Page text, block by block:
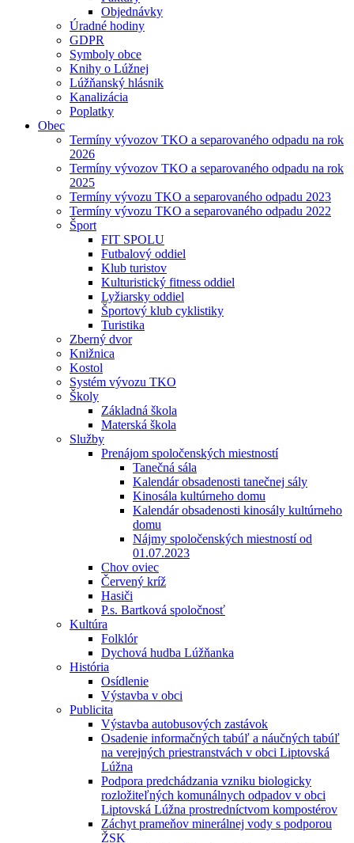
Objednávky
Úradné hodiny
GDPR
Symboly obce
Knihy o Lúžnej
Lúžňanský hlásnik
Kanalizácia
Poplatky
Obec
Termíny vývozov TKO a separovaného odpadu na rok
2026
Termíny vývozov TKO a separovaného odpadu na rok
2025
Termíny vývozu TKO a separovaného odpadu 2023
Termíny vývozu TKO a separovaného odpadu 2022
Šport
FIT SPOLU
Futbalový oddiel
Klub turistov
Kulturistický fitness oddiel
Lyžiarsky oddiel
Športový klub cyklistiky
Turistika
Zberný dvor
Knižnica
Kostol
Systém vývozu TKO
Školy
Základná škola
Materská škola
Služby
Prenájom spoločenských miestností
Tanečná sála
Kalendár obsadenosti tanečnej sály
Kinosála kultúrneho domu
Kalendár obsadenosti kinosály kultúrneho
domu
Nájmy spoločenských miestností od
01.07.2023
Chov oviec
Červený kríž
Hasiči
P.s. Bartková spoločnosť
Kultúra
Folklór
Dychová hudba Lúžňanka
História
Osídlenie
Výstavba v obci
Publicita
Výstavba autobusových zastávok
Osadenie informačných tabúľ a náučných tabúľ
na verejných priestranstvách v obci Liptovská
Lúžna
Podpora predchádzania vzniku biologicky
rozložiteľných komunálnych odpadov v obci
Liptovská Lúžna prostredníctvom kompostérov
Záchyt prameňov minerálnej vody s podporou
ŽSK